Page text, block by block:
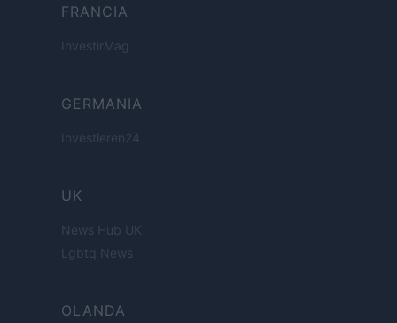
FRANCIA
InvestirMag
GERMANIA
Investieren24
UK
News Hub UK
Lgbtq News
OLANDA